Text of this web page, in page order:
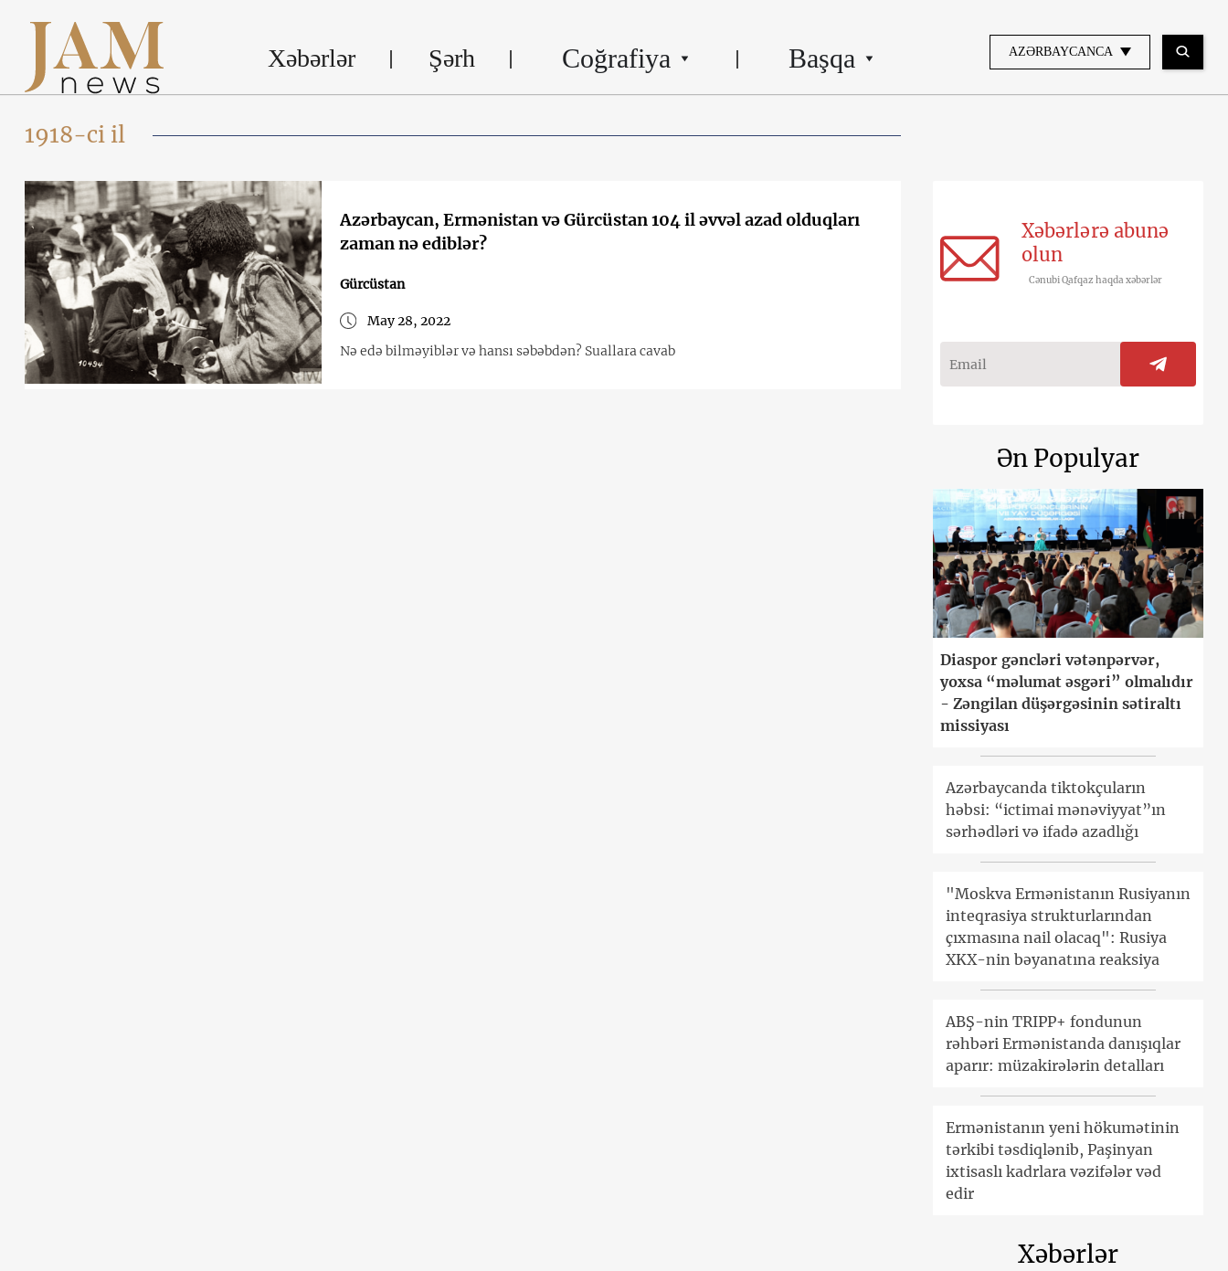
Xəbərlər Şərh Coğrafiya Başqa AZƏRBAYCANCA
1918-ci il
Azərbaycan, Ermənistan və Gürcüstan 104 il əvvəl azad olduqları
zaman nə ediblər?
Gürcüstan
May 28, 2022
Nə edə bilməyiblər və hansı səbəbdən? Suallara cavab
Xəbərlərə abunə
olun
Cənubi Qafqaz haqda xəbərlər
Ən Populyar
Diaspor gəncləri vətənpərvər,
yoxsa “məlumat əsgəri” olmalıdır
- Zəngilan düşərgəsinin sətiraltı
missiyası
Azərbaycanda tiktokçuların
həbsi: “ictimai mənəviyyat”ın
sərhədləri və ifadə azadlığı
"Moskva Ermənistanın Rusiyanın
inteqrasiya strukturlarından
çıxmasına nail olacaq": Rusiya
XKX-nin bəyanatına reaksiya
ABŞ-nin TRIPP+ fondunun
rəhbəri Ermənistanda danışıqlar
aparır: müzakirələrin detalları
Ermənistanın yeni hökumətinin
tərkibi təsdiqlənib, Paşinyan
ixtisaslı kadrlara vəzifələr vəd
edir
Xəbərlər